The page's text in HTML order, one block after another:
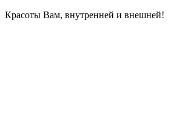
Красоты Вам, внутренней и внешней!